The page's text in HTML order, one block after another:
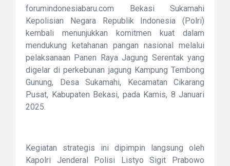
forumindonesiabaru.com Bekasi Sukamahi
Kepolisian Negara Republik Indonesia (Polri)
kembali menunjukkan komitmen kuat dalam
mendukung ketahanan pangan nasional melalui
pelaksanaan Panen Raya Jagung Serentak yang
digelar di perkebunan jagung Kampung Tembong
Gunung, Desa Sukamahi, Kecamatan Cikarang
Pusat, Kabupaten Bekasi, pada Kamis, 8 Januari
2025.
Kegiatan strategis ini dipimpin langsung oleh
Kapolri Jenderal Polisi Listyo Sigit Prabowo